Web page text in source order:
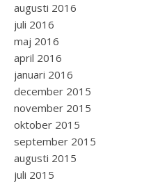
augusti 2016
juli 2016
maj 2016
april 2016
januari 2016
december 2015
november 2015
oktober 2015
september 2015
augusti 2015
juli 2015